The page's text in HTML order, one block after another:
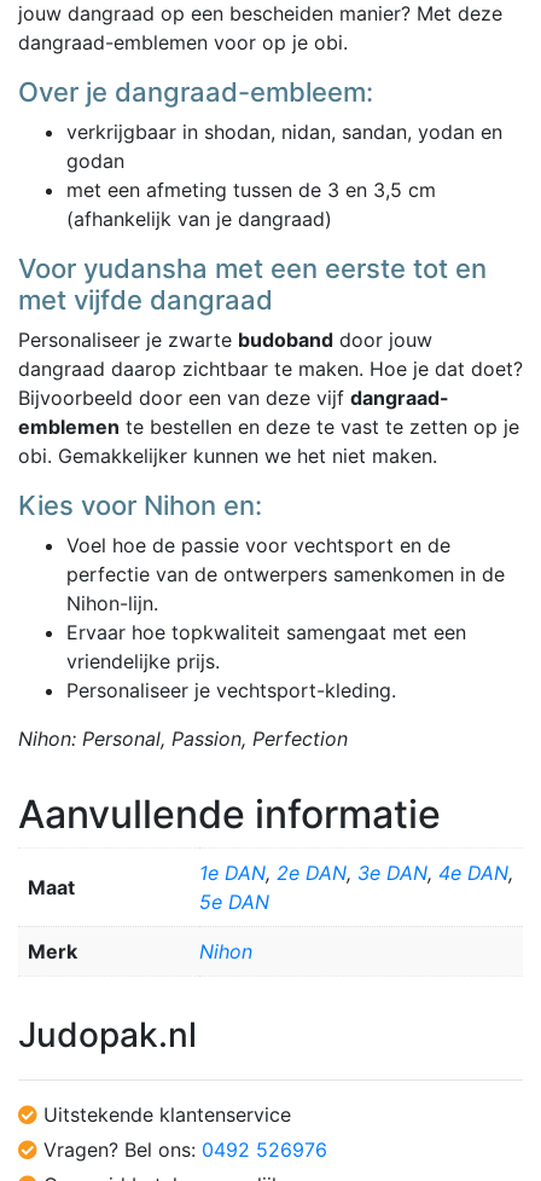
jouw dangraad op een bescheiden manier? Met deze
dangraad-emblemen voor op je obi.
Over je dangraad-embleem:
verkrijgbaar in shodan, nidan, sandan, yodan en
godan
met een afmeting tussen de 3 en 3,5 cm
(afhankelijk van je dangraad)
Voor yudansha met een eerste tot en
met vijfde dangraad
Personaliseer je zwarte budoband door jouw
dangraad daarop zichtbaar te maken. Hoe je dat doet?
Bijvoorbeeld door een van deze vijf dangraad-
emblemen te bestellen en deze te vast te zetten op je
obi. Gemakkelijker kunnen we het niet maken.
Kies voor Nihon en:
Voel hoe de passie voor vechtsport en de
perfectie van de ontwerpers samenkomen in de
Nihon-lijn.
Ervaar hoe topkwaliteit samengaat met een
vriendelijke prijs.
Personaliseer je vechtsport-kleding.
Nihon: Personal, Passion, Perfection
Aanvullende informatie
Maat
1e DAN, 2e DAN, 3e DAN, 4e DAN,
5e DAN
Merk Nihon
Judopak.nl
Uitstekende klantenservice
Vragen? Bel ons: 0492 526976